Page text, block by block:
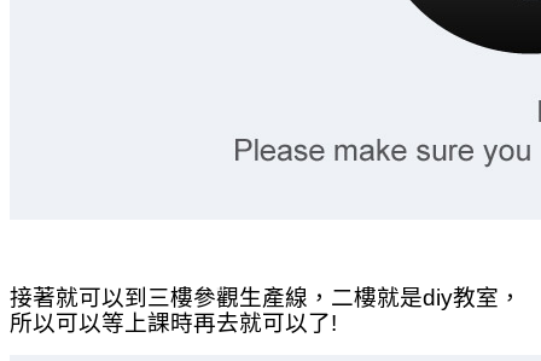
接著就可以到三樓參觀生產線，二樓就是diy教室，
所以可以等上課時再去就可以了!